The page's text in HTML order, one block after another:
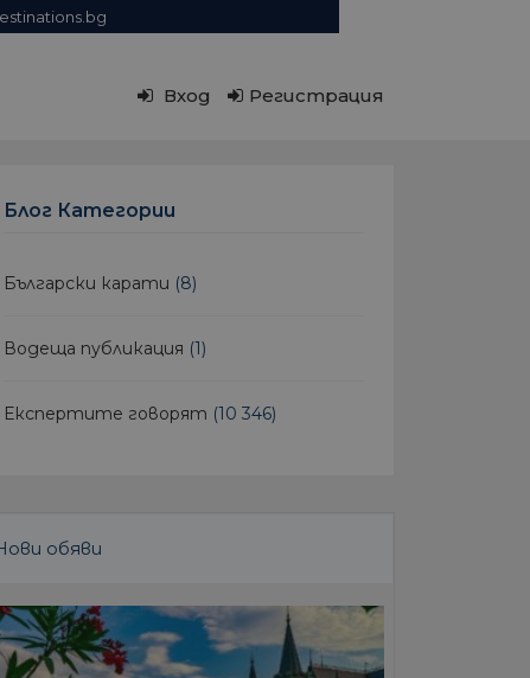
Вход Регистрация
Блог Категории
Български карати (8)
Водеща публикация (1)
Експертите говорят (10 346)
обяви